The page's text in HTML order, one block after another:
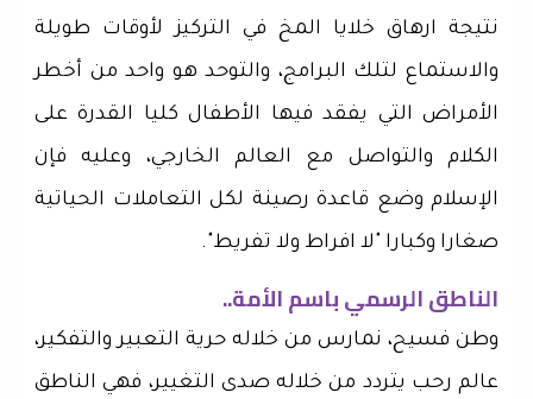
نتيجة ارهاق خلايا المخ في التركيز لأوقات طويلة
والاستماع لتلك البرامج، والتوحد هو واحد من أخطر
الأمراض التي يفقد فيها الأطفال كليا القدرة على
الكلام والتواصل مع العالم الخارجي، وعليه فإن
الإسلام وضع قاعدة رصينة لكل التعاملات الحياتية
صغارا وكبارا "لا افراط ولا تفريط".
الناطق الرسمي باسم الأمة..
وطن فسيح، نمارس من خلاله حرية التعبير والتفكير،
عالم رحب يتردد من خلاله صدى التغيير، فهي الناطق